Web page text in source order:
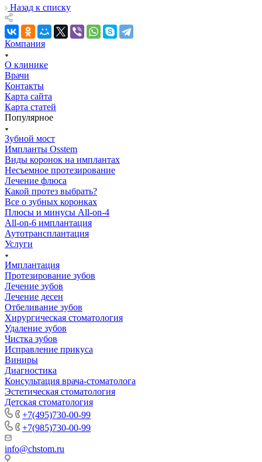
Назад к списку
Компания
О клинике
Врачи
Контакты
Карта сайта
Карта статей
Популярное
Зубной мост
Импланты Osstem
Виды коронок на имплантах
Несъемное протезирование
Лечение флюса
Какой протез выбрать?
Все о зубных коронках
Плюсы и минусы All-on-4
All-on-6 имплантация
Аутотрансплантация
Услуги
Имплантация
Протезирование зубов
Лечение зубов
Лечение десен
Отбеливание зубов
Хирургическая стоматология
Удаление зубов
Чистка зубов
Исправление прикуса
Виниры
Диагностика
Консультация врача-стоматолога
Эстетическая стоматология
Детская стоматология
+7(495)730-00-99
+7(985)730-00-99
info@chstom.ru